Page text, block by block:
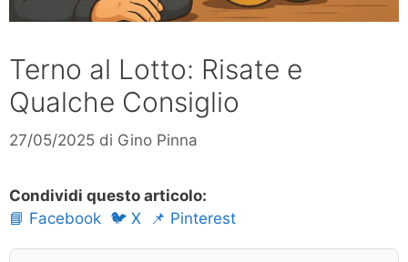
Terno al Lotto: Risate e
Qualche Consiglio
27/05/2025 di Gino Pinna
Condividi questo articolo:
📘 Facebook 🐦 X 📌 Pinterest